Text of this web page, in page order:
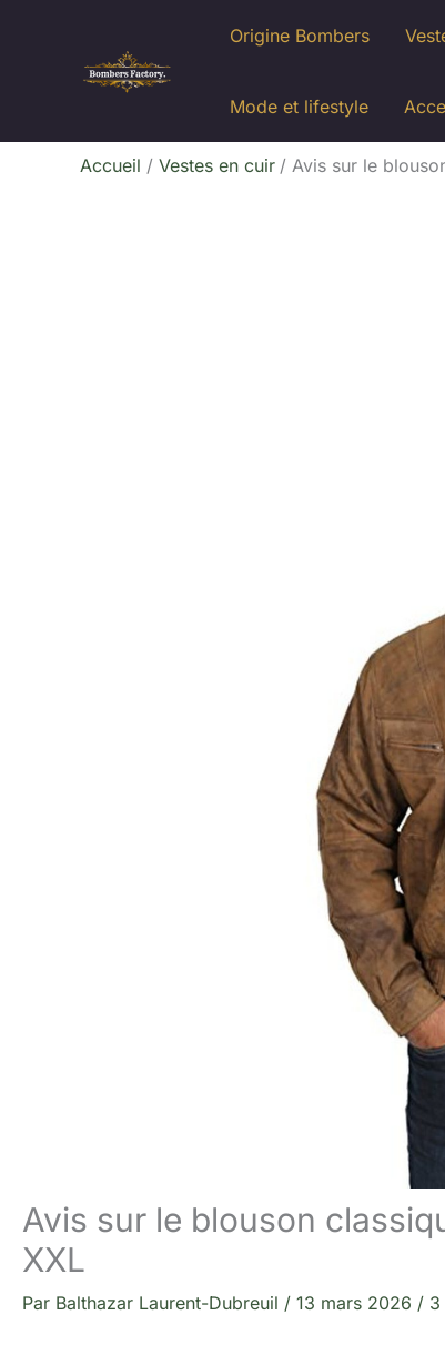
Origine Bombers
Mode et lifestyle
Accueil Vestes en cuir Avis sur le
Avis sur le blouson
XXL
Par Balthazar Laurent-Dubreuil / 13 mars 2026 / 3